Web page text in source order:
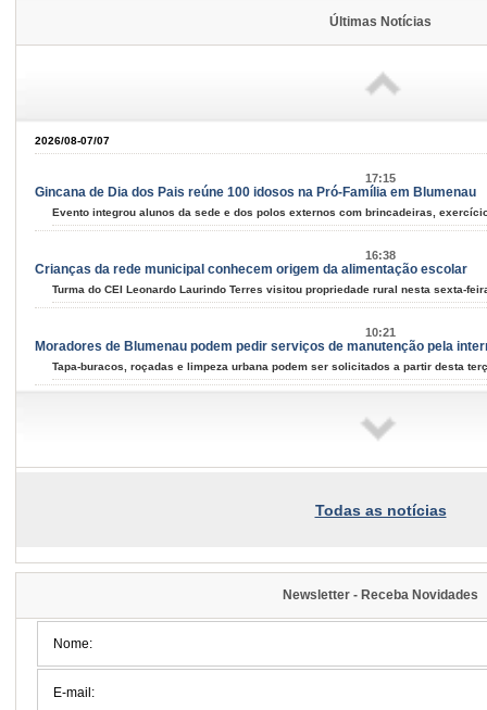
Últimas Notícias
2026/08-07/07
17:15
Gincana de Dia dos Pais reúne 100 idosos na Pró-Família em Blumenau
Evento integrou alunos da sede e dos polos externos com brincadeiras,
16:38
Crianças da rede municipal conhecem origem da alimentação escolar
Turma do CEI Leonardo Laurindo Terres visitou propriedade rural nesta sexta-
10:21
Moradores de Blumenau podem pedir serviços de manutenção pela
Tapa-buracos, roçadas e limpeza urbana podem ser solicitados a partir desta
Samae faz campanha para grandes geradores de lixo
Fiscais vão conversar com comerciantes a partir de segunda-feira, dia 10, para
Música, arte e cultura marcam mais um fim de semana na cidade
07:34
Famílias do Loteamento Arnold Zickuhr recebem regularização dos
Prefeitura entrega documentação de 18 lotes na Velha Central; espera começou
15:39
Esporte, cultura, saúde e atividades de integração estarão disponíveis em
Todas as notícias
Newsletter - Receba Novidades